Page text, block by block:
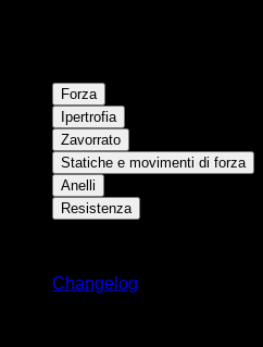
Forza
Ipertrofia
Zavorrato
Statiche e movimenti di forza
Anelli
Resistenza
Changelog